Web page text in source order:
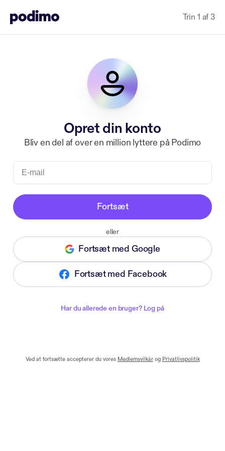
Trin 1 af 3
Opret din konto
Bliv en del af over en million lyttere på Podimo
Fortsæt
eller
Fortsæt med Google
Fortsæt med Facebook
Har du allerede en bruger? Log på
Ved at fortsætte accepterer du vores Medlemsvilkår og Privatlivspolitik